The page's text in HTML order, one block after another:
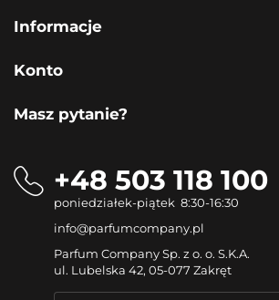
Informacje
Konto
Masz pytanie?
+48 503 118 100
poniedziałek-piątek 8:30-16:30
info@parfumcompany.pl
Parfum Company Sp. z o. o. S.K.A.
ul. Lubelska 42, 05-077 Zakręt